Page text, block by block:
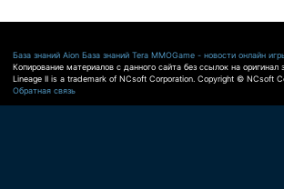
База знаний Aion База знаний Tera MMOGame - новости онлайн
Копирование материалов с данного сайта без ссылок на оригинал
Lineage II is a trademark of NCsoft Corporation. Copyright © NCsoft
Обратная связь